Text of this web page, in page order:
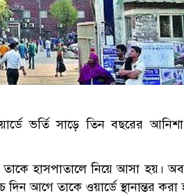
ভর্তি সাড়ে তিন বছরের
তাকে হাসপাতালে নিয়ে আসা হয়।
আগে তাকে ওয়ার্ডে স্থানান্তর করা